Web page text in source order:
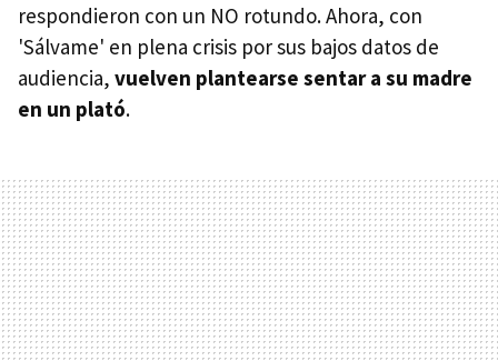
respondieron con un NO rotundo. Ahora, con
'Sálvame' en plena crisis por sus bajos datos de
audiencia, vuelven plantearse sentar a su madre
en un plató.